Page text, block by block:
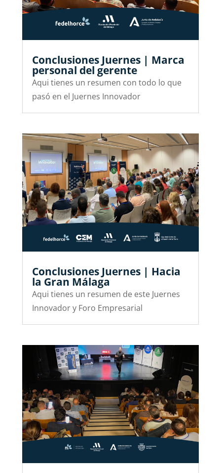
Conclusiones Juernes | Marca
personal del gerente
Aqui tienes un resumen con todo lo que
pasó en el Juernes Innovador
Conclusiones Juernes | Hacia
la Gran Málaga
Aqui tienes un resumen de este Juernes
Innovador y Foro Empresarial